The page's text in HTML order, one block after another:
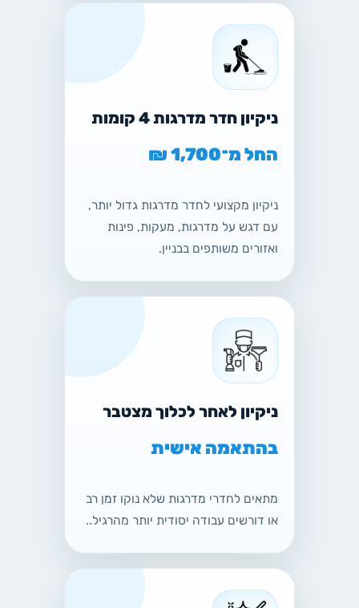
ניקיון חדר מדרגות 4 קומות
החל מ־1,700 ₪
ניקיון מקצועי לחדר מדרגות גדול יותר,
עם דגש על מדרגות, מעקות, פינות
ואזורים משותפים בבניין.
ניקיון לאחר לכלוך מצטבר
בהתאמה אישית
מתאים לחדרי מדרגות שלא נוקו זמן רב
או דורשים עבודה יסודית יותר מהרגיל..